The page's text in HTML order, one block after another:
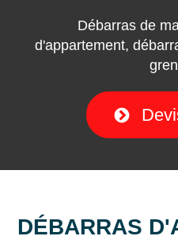
Débarras de
d'appartement,
DÉBARRAS